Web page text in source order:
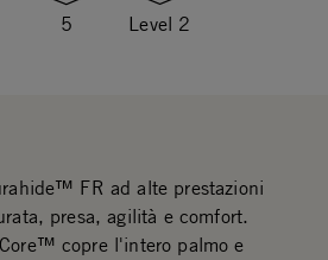
5 Level 2
FR ad alte prestazioni
presa, agilità e comfort.
copre l'intero palmo e